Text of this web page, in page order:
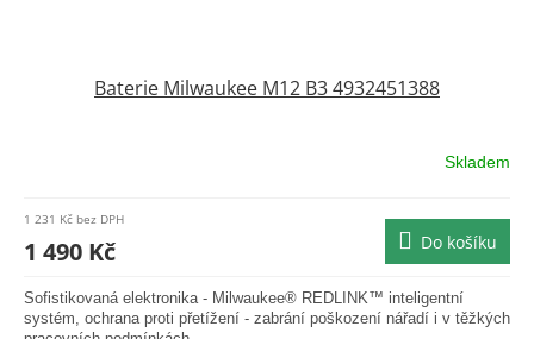
Baterie Milwaukee M12 B3 4932451388
produktu
0,0
5
hvězdiček.
Skladem
1 231 Kč bez DPH
1 490 Kč Do košíku
Sofistikovaná elektronika - Milwaukee® REDLINK™ inteligentní
systém, ochrana proti přetížení - zabrání poškození nářadí i v těžkých